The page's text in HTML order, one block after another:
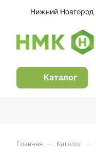
Нижний Новгород
Каталог
Главная Каталог